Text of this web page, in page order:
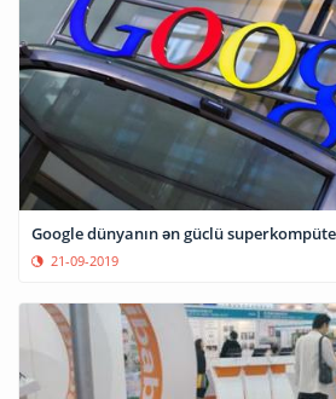
Google dünyanın ən güclü
21-09-2019